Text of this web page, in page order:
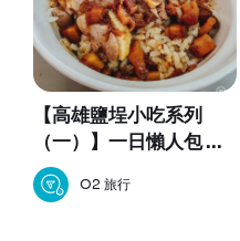
【高雄鹽埕小吃系列
（一）】一日懶人包 虱
目魚米粉 土魠魚粥 鴨肉
本 小堤咖啡 北港蔡 天天
O2 旅行